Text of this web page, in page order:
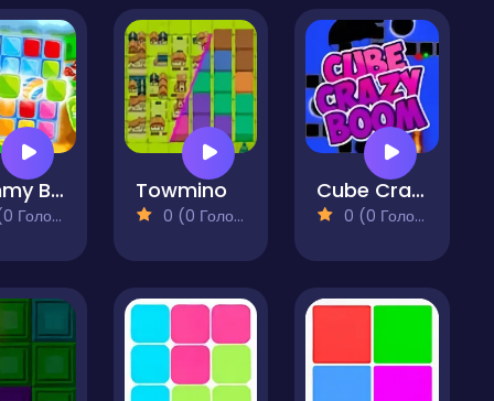
Gummy Blocks Evolution Towmino
0 (0 Голосів)
Cube Crazy Boom
0 (0 Голосів)